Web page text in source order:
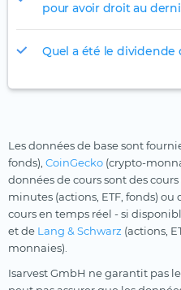
pour avoir droit au
Quel a été le dividende
Les données de base sont
fonds), CoinGecko (crypto-
données de cours sont des
minutes (actions, ETF, fonds) ou
cours en temps réel - si
et de Lang & Schwarz (actions,
monnaies).
Isarvest GmbH ne garantit pas